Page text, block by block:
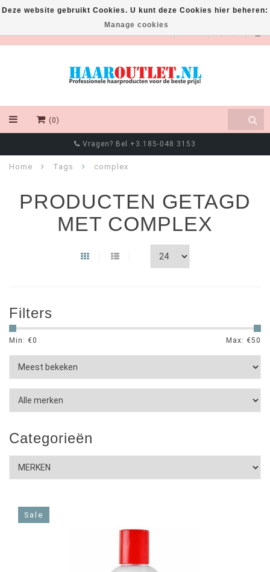
EUR
(0)
Vragen? Bel +3.185-048 3153
Home Tags complex
PRODUCTEN GETAGD
MET COMPLEX
Filters
Min: €0 Max: €50
Categorieën
Sale
Deze website gebruikt Cookies. U kunt deze Cookies hier beheren:
Manage cookies